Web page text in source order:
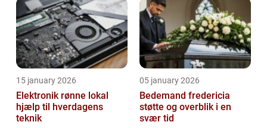
15 january 2026
Elektronik rønne lokal
hjælp til hverdagens
teknik
05 january 2026
Bedemand fredericia
støtte og overblik i en
svær tid